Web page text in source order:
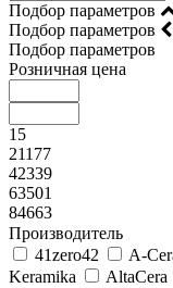
Подбор параметров
Подбор параметров
Подбор параметров
Розничная цена
15
21177
42339
63501
84663
Производитель
41zero42
A-
Keramika
AltaCera